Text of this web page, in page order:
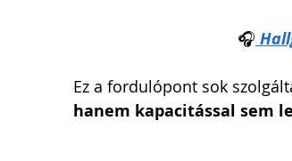
🎧
Ez a fordulópont sok
hanem kapacitással sem